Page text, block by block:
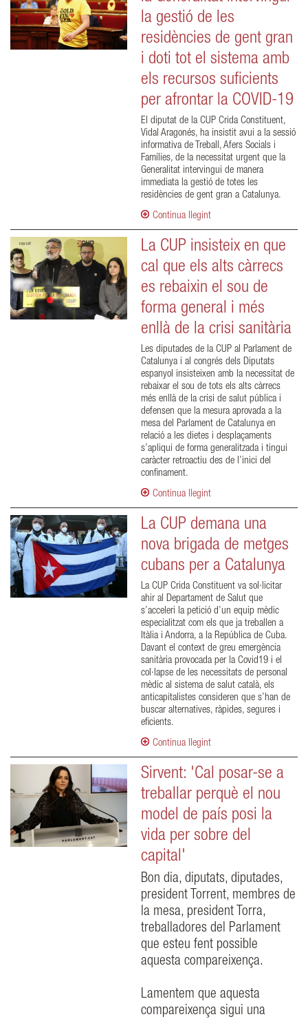
la gestió de les
residències de gent gran
i doti tot el sistema amb
els recursos suficients
per afrontar la COVID-19
El diputat de la CUP Crida Constituent,
Vidal Aragonés, ha insistit avui a la sessió
informativa de Treball, Afers Socials i
Famílies, de la necessitat urgent que la
Generalitat intervingui de manera
immediata la gestió de totes les
residències de gent gran a Catalunya.
Continua llegint
La CUP insisteix en que
cal que els alts càrrecs
es rebaixin el sou de
forma general i més
enllà de la crisi sanitària
Les diputades de la CUP al Parlament de
Catalunya i al congrés dels Diputats
espanyol insisteixen amb la necessitat de
rebaixar el sou de tots els alts càrrecs
més enllà de la crisi de salut pública i
defensen que la mesura aprovada a la
mesa del Parlament de Catalunya en
relació a les dietes i desplaçaments
s’apliqui de forma generalitzada i tingui
caràcter retroactiu des de l’inici del
confinament.
Continua llegint
La CUP demana una
nova brigada de metges
cubans per a Catalunya
La CUP Crida Constituent va sol·licitar
ahir al Departament de Salut que
s’acceleri la petició d’un equip mèdic
especialitzat com els que ja treballen a
Itàlia i Andorra, a la República de Cuba.
Davant el context de greu emergència
sanitària provocada per la Covid19 i el
col·lapse de les necessitats de personal
mèdic al sistema de salut català, els
anticapitalistes consideren que s’han de
buscar alternatives, ràpides, segures i
eficients.
Continua llegint
Sirvent: 'Cal posar-se a
treballar perquè el nou
model de país posi la
vida per sobre del
capital'
Bon dia, diputats, diputades,
president Torrent, membres de
la mesa, president Torra,
treballadores del Parlament
que esteu fent possible
aquesta compareixença.
Lamentem que aquesta
compareixença sigui una